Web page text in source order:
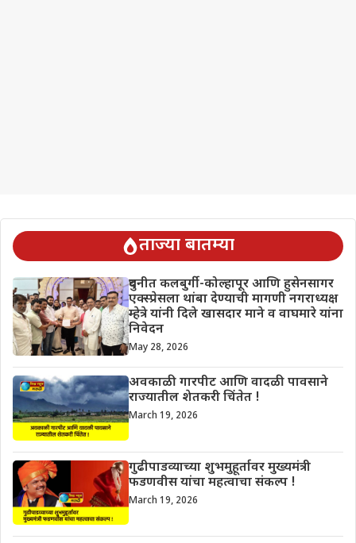
ताज्या बातम्या
दुधनीत कलबुर्गी-कोल्हापूर आणि हुसेनसागर
एक्स्प्रेसला थांबा देण्याची मागणी नगराध्यक्ष
म्हेत्रे यांनी दिले खासदार माने व वाघमारे यांना
निवेदन
May 28, 2026
अवकाळी गारपीट आणि वादळी पावसाने
राज्यातील शेतकरी चिंतेत !
March 19, 2026
गुढीपाडव्याच्या शुभमुहूर्तावर मुख्यमंत्री
फडणवीस यांचा महत्वाचा संकल्प !
March 19, 2026